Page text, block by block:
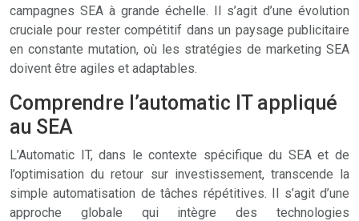
campagnes SEA à grande échelle. Il s’agit d’une évolution
cruciale pour rester compétitif dans un paysage publicitaire
en constante mutation, où les stratégies de marketing SEA
doivent être agiles et adaptables.
Comprendre l’automatic IT appliqué
au SEA
L’Automatic IT, dans le contexte spécifique du SEA et de
l’optimisation du retour sur investissement, transcende la
simple automatisation de tâches répétitives. Il s’agit d’une
approche globale qui intègre des technologies